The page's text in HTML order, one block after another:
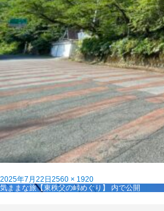
投
稿
2025年7月22日 フ
ル
2560 × 1920
投
気ままな旅【東秩父の峠めぐり】 内で公開